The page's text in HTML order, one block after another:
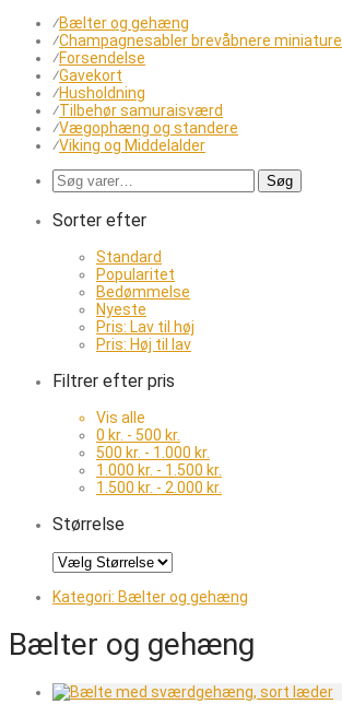
⁄Bælter og gehæng
⁄Champagnesabler brevåbnere miniature
⁄Forsendelse
⁄Gavekort
⁄Husholdning
⁄Tilbehør samuraisværd
⁄Vægophæng og standere
⁄Viking og Middelalder
Søg
efter:
Søg
Sorter efter
Standard
Popularitet
Bedømmelse
Nyeste
Pris: Lav til høj
Pris: Høj til lav
Filtrer efter pris
Vis alle
0 kr. - 500 kr.
500 kr. - 1.000 kr.
1.000 kr. - 1.500 kr.
1.500 kr. - 2.000 kr.
Størrelse
Kategori: Bælter og gehæng
Bælter og gehæng